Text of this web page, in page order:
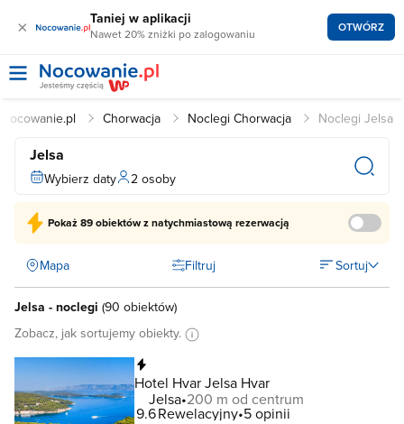
× Taniej w aplikacji
Nawet 20% zniżki po zalogowaniu OTWÓRZ
Nocowanie.pl Chorwacja Noclegi Chorwacja Noclegi Jelsa
Jelsa
Wybierz daty 2 osoby
Pokaż89 obiektówz natychmiastową rezerwacją
Mapa Filtruj Sortuj
Jelsa - noclegi (90 obiektów)
Zobacz, jak sortujemy obiekty.
Hotel Hvar Jelsa Hvar
Jelsa 200 m od centrum
9.6Rewelacyjny 5 opinii